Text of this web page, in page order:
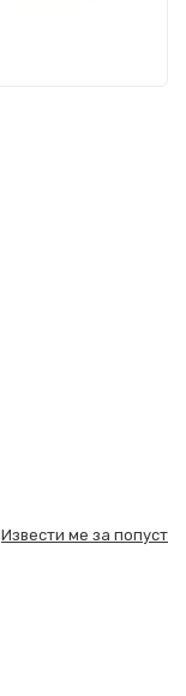
Извести ме за попуст